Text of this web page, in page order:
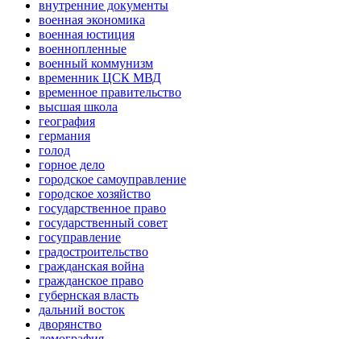
внутренние документы
военная экономика
военная юстиция
военнопленные
военный коммунизм
временник ЦСК МВД
временное правительство
высшая школа
география
германия
голод
горное дело
городское самоуправление
городское хозяйство
государственное право
государственный совет
госуправление
градостроительство
гражданская война
гражданское право
губернская власть
дальний восток
дворянство